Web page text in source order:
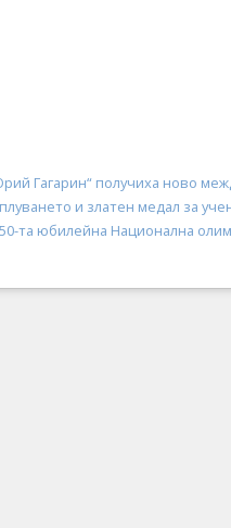
Гагарин“ получиха ново
и златен медал за
та юбилейна Национална